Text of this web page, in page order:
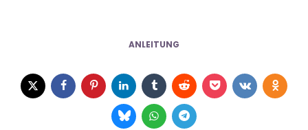
ANLEITUNG